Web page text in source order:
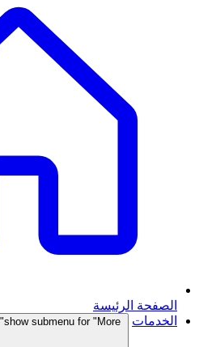
الصفحة الرئيسة
الخدمات
show submenu for "More"